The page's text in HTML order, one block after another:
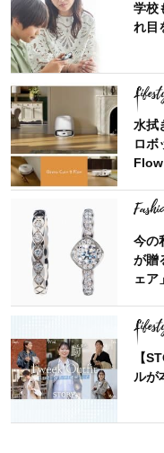
学校
れ目
水拭
ロボ
Flow
今の
が贈
ェア」
【
ルが